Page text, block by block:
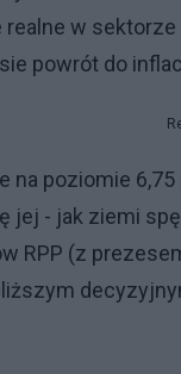
w
powrót do
poziomie
jej - jak ziemi
RPP (z